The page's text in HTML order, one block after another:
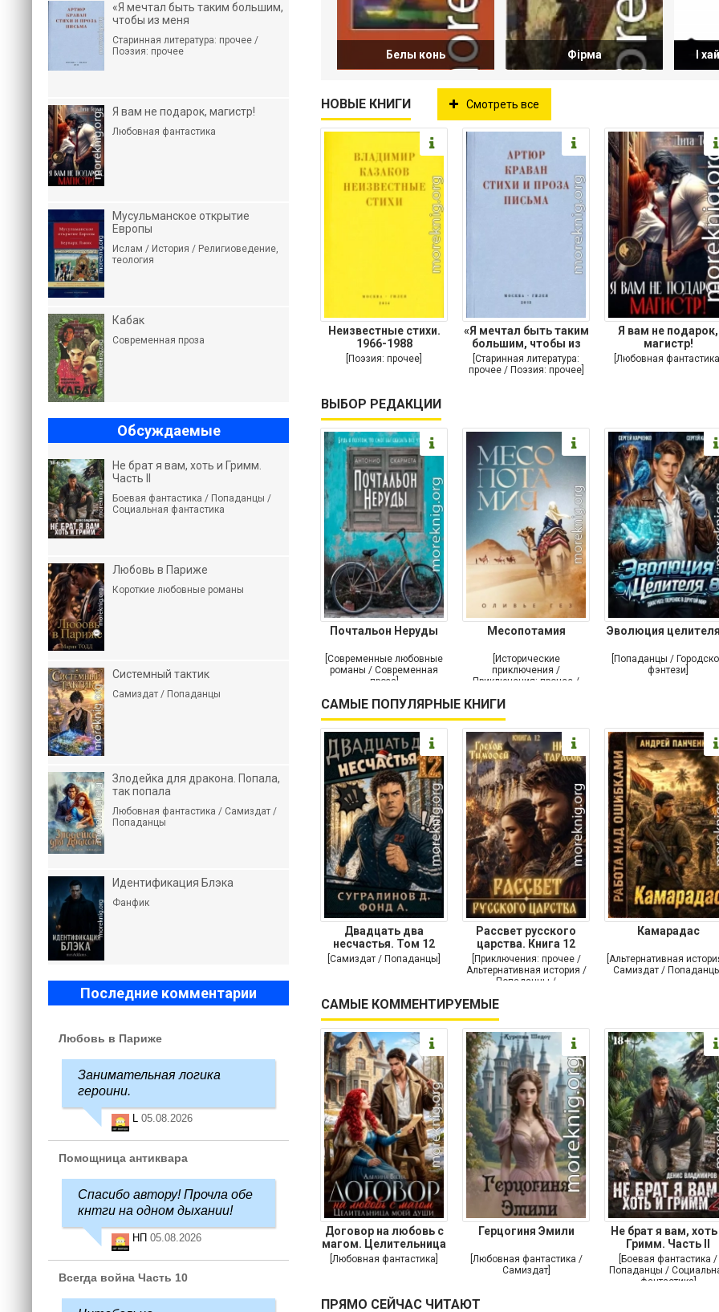
Белы конь Фірма І
НОВЫЕ КНИГИ Смотреть все
Неизвестные стихи.
1966-1988
[Поэзия: прочее]
«Я мечтал быть таким
большим, чтобы из
меня
[Старинная литература:
прочее / Поэзия: прочее]
Я вам не подарок,
магистр!
[Любовная фантастика]
ВЫБОР РЕДАКЦИИ
Почтальон Неруды
[Современные любовные
романы / Современная
проза]
Месопотамия
[Исторические
приключения /
Приключения: прочее /
Историческая проза]
Эволюция
[Попаданцы /
фэнтези]
САМЫЕ ПОПУЛЯРНЫЕ КНИГИ
Двадцать два
несчастья. Том 12
[Самиздат / Попаданцы]
Рассвет русского
царства. Книга 12
[Приключения: прочее /
Альтернативная история /
Попаданцы /
приключения]
Камарадас
[Альтернативная
Самиздат /
САМЫЕ КОММЕНТИРУЕМЫЕ
Договор на любовь с
магом. Целительница
моей души
[Любовная фантастика]
Герцогиня Эмили
[Любовная фантастика /
Самиздат]
Не брат я вам, хоть
Гримм. Часть II
[Боевая фантастика /
Попаданцы /
фантастика]
ПРЯМО СЕЙЧАС ЧИТАЮТ
«Я мечтал быть таким большим,
чтобы из меня
Старинная литература: прочее /
Поэзия: прочее
Я вам не подарок, магистр!
Любовная фантастика
Мусульманское открытие
Европы
Ислам / История / Религиоведение,
теология
Кабак
Современная проза
Обсуждаемые
Не брат я вам, хоть и Гримм.
Часть II
Боевая фантастика / Попаданцы /
Социальная фантастика
Любовь в Париже
Короткие любовные романы
Системный тактик
Самиздат / Попаданцы
Злодейка для дракона. Попала,
так попала
Любовная фантастика / Самиздат /
Попаданцы
Идентификация Блэка
Фанфик
Последние комментарии
Любовь в Париже
Занимательная логика
героини.
L 05.08.2026
Помощница антиквара
Спасибо автору! Прочла обе
кнтги на одном дыхании!
НП 05.08.2026
Всегда война Часть 10